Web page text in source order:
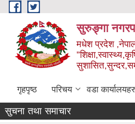
Skip to main content
सुरुङ्‍गा
मधेश प्रदेश
गृहपृष्ठ परिचय वडा
सुचना तथा समाचार